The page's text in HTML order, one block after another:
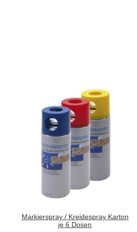
Markierspray / Kreidespray Karton
je 6 Dosen